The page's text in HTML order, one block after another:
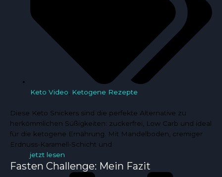
Keto Video Ketogene Rezepte
Diese Keto Snickers sind die perfekte Alternative zu
herkömmlichen Süßigkeiten: zuckerfrei, Low Carb und ideal
für die ketogene Ernährung. Mit Mandelboden, cremiger
Erdnuss-Karamell-Schicht und
jetzt lesen
Fasten Challenge: Mein Fazit